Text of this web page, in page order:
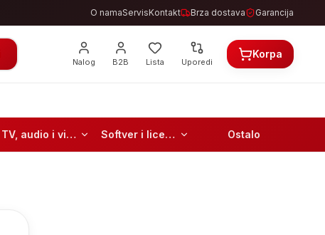
O namaServisKontakt Brza dostava Garancija
Nalog B2B Lista Uporedi
Korpa
TV, audio i video Softver i licence Ostalo